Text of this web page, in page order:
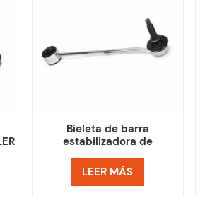
Bieleta de barra
estabilizadora de
JEEP LIBERTY 52109973AB
52125453AA
LEER MÁS